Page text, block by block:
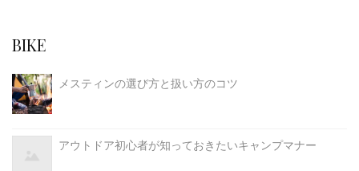
BIKE
メスティンの選び方と扱い方のコツ
アウトドア初心者が知っておきたいキャンプマナー